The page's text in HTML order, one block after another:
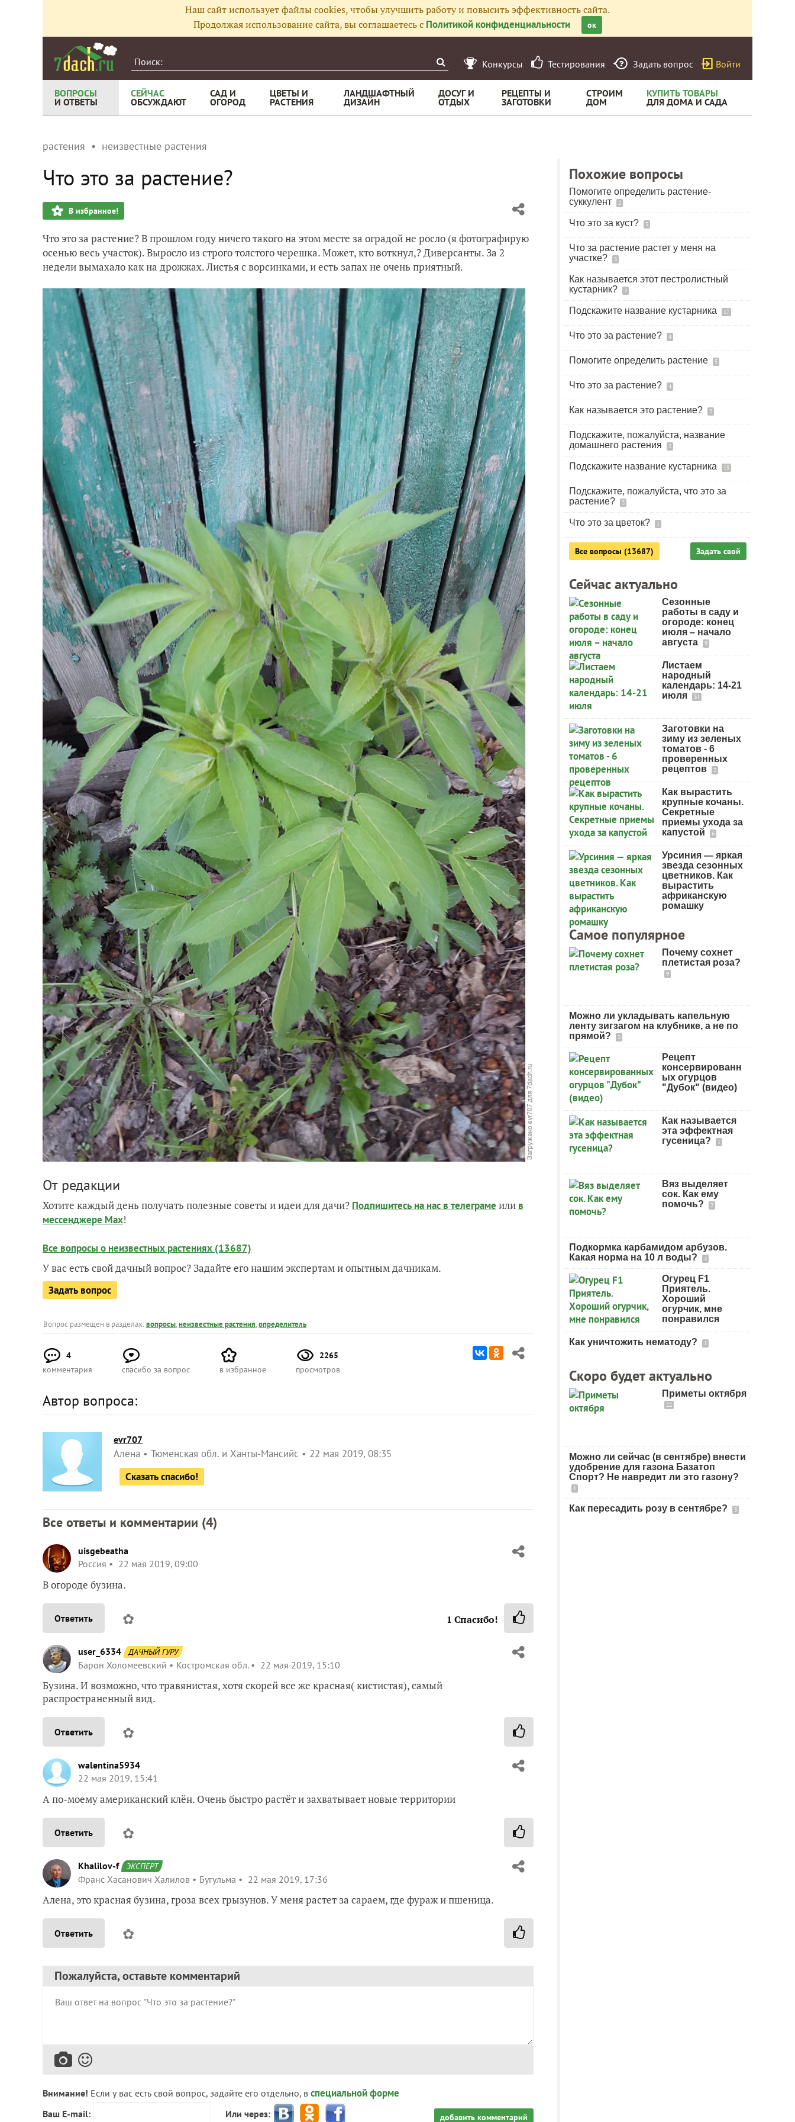
Наш сайт использует файлы cookies, чтобы улучшить работу и повысить эффективность сайта.
Продолжая использование сайта, вы соглашаетесь с Политикой конфиденциальности ок
Конкурсы Тестирования Задать вопрос Войти
ВОПРОСЫ
И ОТВЕТЫ
СЕЙЧАС
ОБСУЖДАЮТ
САД И
ОГОРОД
ЦВЕТЫ И
РАСТЕНИЯ
ЛАНДШАФТНЫЙ
ДИЗАЙН
ДОСУГ И
ОТДЫХ
РЕЦЕПТЫ И
ЗАГОТОВКИ
СТРОИМ
ДОМ
КУПИТЬ ТОВАРЫ
ДЛЯ ДОМА И САДА
растения неизвестные растения
Что это за растение?
В избранное!
Что это за растение? В прошлом году ничего такого на этом месте за оградой не росло (я фотографирую
осенью весь участок). Выросло из строго толстого черешка. Может, кто воткнул,? Диверсанты. За 2
недели вымахало как на дрожжах. Листья с ворсинками, и есть запах не очень приятный.
От редакции
Хотите каждый день получать полезные советы и идеи для дачи? Подпишитесь на нас в телеграме или в
мессенджере Max!
Все вопросы о неизвестных растениях (13687)
У вас есть свой дачный вопрос? Задайте его нашим экспертам и опытным дачникам.
Задать вопрос
Вопрос размещен в разделах:вопросы,неизвестные растения,определитель
4
комментария
спасибо за вопрос в избранное
2265
просмотров
Автор вопроса:
evr707
Алена Тюменская обл. и Ханты-Мансийс
22 мая 2019, 08:35
Сказать спасибо!
Все ответы и комментарии (4)
uisgebeatha
Россия
22 мая 2019, 09:00
В огороде бузина.
Ответить ✿ 1 Спасибо!
user_6334 ДАЧНЫЙ ГУРУ
Барон Холомеевский Костромская обл. 22 мая 2019, 15:10
Бузина. И возможно, что травянистая, хотя скорей все же красная( кистистая), самый
распространенный вид.
Ответить ✿
walentina5934
22 мая 2019, 15:41
А по-моему американский клён. Очень быстро растёт и захватывает новые территории
Ответить ✿
Khalilov-f ЭКСПЕРТ
Франс Хасанович Халилов Бугульма 22 мая 2019, 17:36
Алена, это красная бузина, гроза всех грызунов. У меня растет за сараем, где фураж и пшеница.
Ответить ✿
Пожалуйста, оставьте комментарий
Внимание! Если у вас есть свой вопрос, задайте его отдельно, в специальной форме
Ваш E-mail: Или через: добавить комментарий
Похожие вопросы
Помогите определить растение-
суккулент
2
Что это за куст? 3
Что за растение растет у меня на
участке?
3
Как называется этот пестролистный
кустарник?
4
Подскажите название кустарника 17
Что это за растение? 4
Помогите определить растение 5
Что это за растение? 4
Как называется это растение? 2
Подскажите, пожалуйста, название
домашнего растения
2
Подскажите название кустарника 15
Подскажите, пожалуйста, что это за
растение?
2
Что это за цветок? 1
Все вопросы (13687) Задать свой
Сейчас актуально
Сезонные
работы в саду и
огороде: конец
июля – начало
августа
9
Листаем
народный
календарь: 14-21
июля
31
Заготовки на
зиму из зеленых
томатов - 6
проверенных
рецептов
2
Как вырастить
крупные кочаны.
Секретные
приемы ухода за
капустой
6
Урсиния — яркая
звезда сезонных
цветников. Как
вырастить
африканскую
ромашку
Самое популярное
Почему сохнет
плетистая роза?
9
Можно ли укладывать капельную
ленту зигзагом на клубнике, а не по
прямой?
3
Рецепт
консервированн
ых огурцов
"Дубок" (видео)
Как называется
эта эффектная
гусеница?
1
Вяз выделяет
сок. Как ему
помочь?
2
Подкормка карбамидом арбузов.
Какая норма на 10 л воды?
4
Огурец F1
Приятель.
Хороший
огурчик, мне
понравился
Как уничтожить нематоду? 1
Скоро будет актуально
Приметы октября
22
Можно ли сейчас (в сентябре) внести
удобрение для газона Базатоп
Спорт? Не навредит ли это газону?
1
Как пересадить розу в сентябре? 3